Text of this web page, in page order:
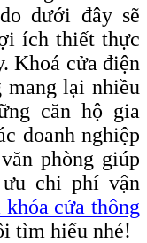
dưới đây sẽ
ích thiết thực
Khoá cửa điện
mang lại nhiều
căn hộ gia
doanh nghiệp
phòng giúp
chi phí vận
cửa thông
tìm hiểu nhé!